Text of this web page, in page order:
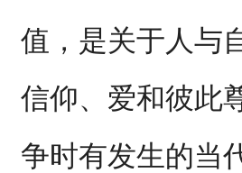
值，是关于人与
信仰、爱和彼此
争时有发生的当